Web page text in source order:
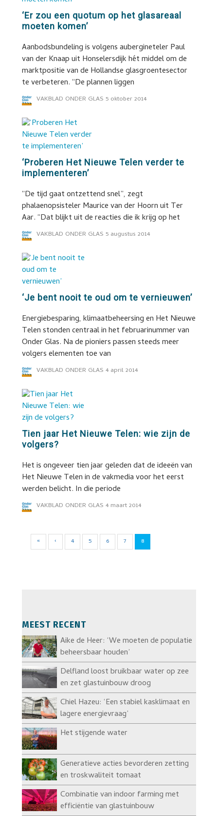
‘Er zou een quotum op het glasareaal
moeten komen’
Aanbodsbundeling is volgens aubergineteler Paul
van der Knaap uit Honselersdijk hét middel om de
marktpositie van de Hollandse glasgroentesector
te verbeteren. “De plannen liggen
VAKBLAD ONDER GLAS 5 oktober 2014
‘Proberen Het Nieuwe Telen verder te
implementeren’
“De tijd gaat ontzettend snel”, zegt
phalaenopsisteler Maurice van der Hoorn uit Ter
Aar. “Dat blijkt uit de reacties die ik krijg op het
VAKBLAD ONDER GLAS 5 augustus 2014
‘Je bent nooit te oud om te vernieuwen’
Energiebesparing, klimaatbeheersing en Het Nieuwe
Telen stonden centraal in het februarinummer van
Onder Glas. Na de pioniers passen steeds meer
volgers elementen toe van
VAKBLAD ONDER GLAS 4 april 2014
Tien jaar Het Nieuwe Telen: wie zijn de
volgers?
Het is ongeveer tien jaar geleden dat de ideeën van
Het Nieuwe Telen in de vakmedia voor het eerst
werden belicht. In die periode
VAKBLAD ONDER GLAS 4 maart 2014
« ‹ 4 5 6 7 8
MEEST RECENT
Aike de Heer: ‘We moeten de populatie
beheersbaar houden’
Delfland loost bruikbaar water op zee
en zet glastuinbouw droog
Chiel Hazeu: ‘Een stabiel kasklimaat en
lagere energievraag’
Het stijgende water
Generatieve acties bevorderen zetting
en troskwaliteit tomaat
Combinatie van indoor farming met
efficiëntie van glastuinbouw